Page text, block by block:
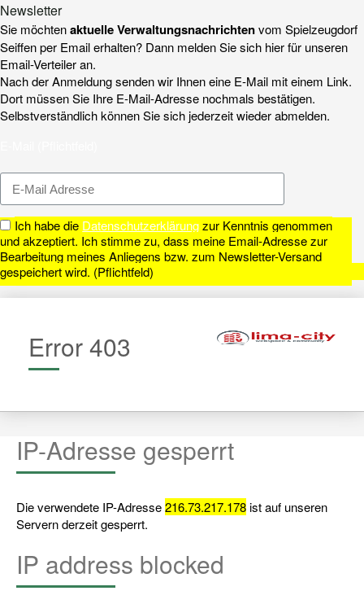
neuen
Fenster
Newsletter
Sie möchtenaktuelle Verwaltungs­nachrichtenvom Spielzeugdorf
Seiffen per Email erhalten? Dann melden Sie sich hier für unseren
Email-Verteiler an.
Nach der Anmeldung senden wir Ihnen eine E-Mail mit einem Link.
Dort müssen Sie Ihre E-Mail-Adresse nochmals bestätigen.
Selbstverständlich können Sie sich jederzeit wieder abmelden.
Ich habe die Datenschutzerklärungzur Kenntnis genommen
und akzeptiert. Ich stimme zu, dass meine Email-Adresse zur
Bearbeitung meines Anliegens bzw. zum Newsletter-Versand
gespeichert wird. (Pflichtfeld)
Error 403
IP-Adresse gesperrt
Die verwendete IP-Adresse216.73.217.178ist auf unseren
Servern derzeit gesperrt.
IP address blocked